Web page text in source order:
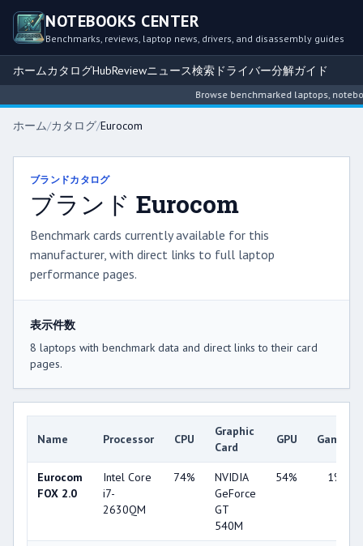
NOTEBOOKS CENTER
Benchmarks, reviews, laptop news, drivers, and disassembly guides
ホームカタログHubReviewニュース検索 ドライバー分解ガイド
Browse benchmarked laptops,
ホーム/カタログ/Eurocom
ブランドカタログ
ブランド Eurocom
Benchmark cards currently available for this
manufacturer, with direct links to full laptop
performance pages.
表示件数
8 laptops with benchmark data and direct links to their card
pages.
Name Processor CPU
Graphic
Card
GPU Games
Eurocom
FOX 2.0
Intel Core
i7-
2630QM
74%
NVIDIA
GeForce
GT
540M
54% 1%